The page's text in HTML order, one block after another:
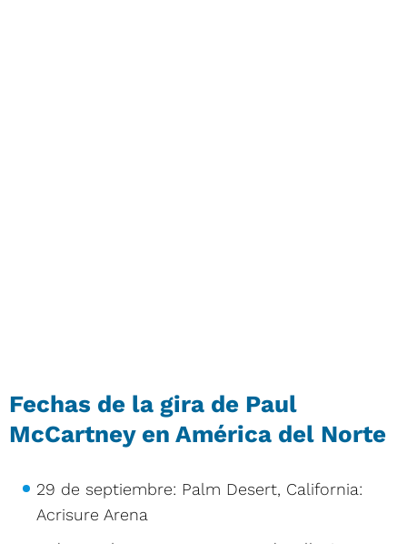
Fechas de la gira de Paul
McCartney en América del Norte
29 de septiembre: Palm Desert, California:
Acrisure Arena